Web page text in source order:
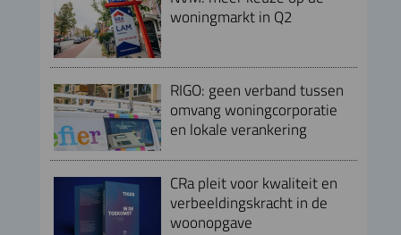
woningmarkt in Q2
RIGO: geen verband tussen
omvang woningcorporatie
en lokale verankering
CRa pleit voor kwaliteit en
verbeeldingskracht in de
woonopgave